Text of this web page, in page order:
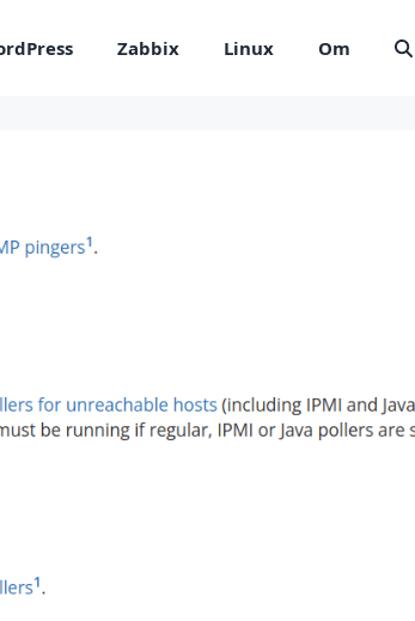
Zabbix Linux Om